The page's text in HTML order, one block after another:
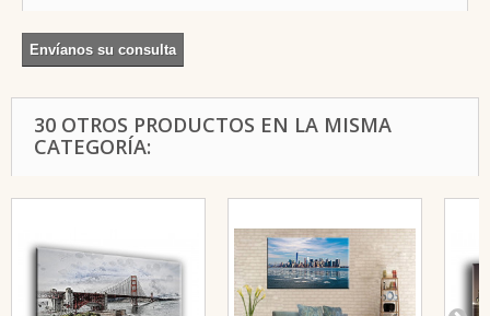
Envíanos su consulta
30 OTROS PRODUCTOS EN LA MISMA
CATEGORÍA: